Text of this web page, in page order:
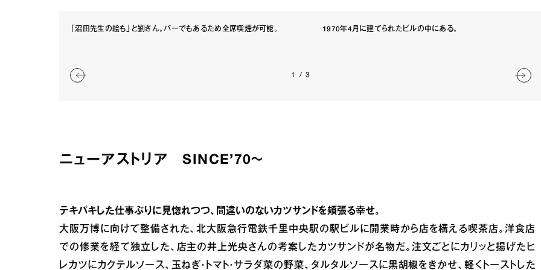
「沼田先生の絵も」と劉さん。バーでもあるため全席喫煙が可能。 1970年4月に建てられたビルの中にある。
1 / 3
ニューアストリア SINCE’70～
テキパキした仕事ぶりに見惚れつつ、間違いのないカツサンドを頬張る幸せ。
大阪万博に向けて整備された、北大阪急行電鉄千里中央駅の駅ビルに開業時から店を構える喫茶店。洋食店
での修業を経て独立した、店主の井上光央さんの考案したカツサンドが名物だ。注文ごとにカリッと揚げたヒ
レカツにカクテルソース、玉ねぎ・トマト・サラダ菜の野菜、タルタルソースに黒胡椒をきかせ、軽くトーストした